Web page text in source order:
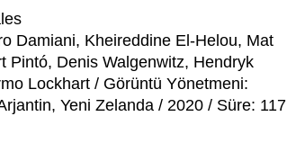
Damiani, Kheireddine El-Helou, Mat
Pintó, Denis Walgenwitz, Hendryk
Lockhart / Görüntü Yönetmeni:
Yeni Zelanda / 2020 / Süre: 117